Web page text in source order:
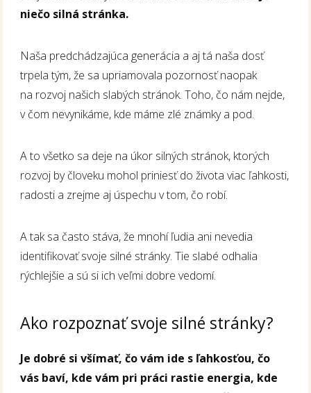
niečo silná stránka.
Naša predchádzajúca generácia a aj tá naša dosť
trpela tým, že sa upriamovala pozornosť naopak
na rozvoj našich slabých stránok. Toho, čo nám nejde,
v čom nevynikáme, kde máme zlé známky a pod.
A to všetko sa deje na úkor silných stránok, ktorých
rozvoj by človeku mohol priniesť do života viac ľahkosti,
radosti a zrejme aj úspechu v tom, čo robí.
A tak sa často stáva, že mnohí ľudia ani nevedia
identifikovať svoje silné stránky. Tie slabé odhalia
rýchlejšie a sú si ich veľmi dobre vedomí.
Ako rozpoznať svoje silné stránky?
Je dobré si všímať, čo vám ide s ľahkosťou, čo
vás baví, kde vám pri práci rastie energia, kde